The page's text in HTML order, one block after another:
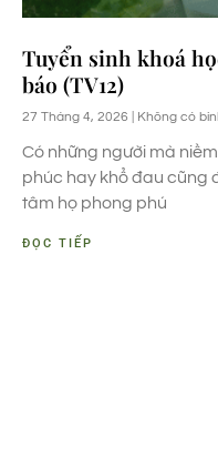
Tuyển sinh khoá
báo (TV12)
27 Tháng 4, 2026 Không có
Có những người mà
phúc hay khổ đau cũng
tâm họ phong phú
ĐỌC TIẾP